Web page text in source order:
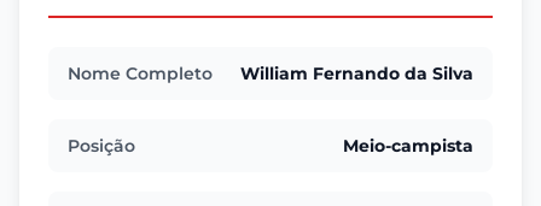
Nome Completo William Fernando da Silva
Posição Meio-campista